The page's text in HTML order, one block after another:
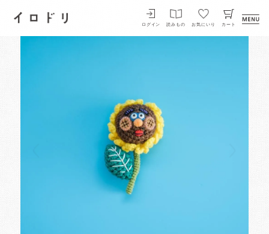
イロドリ
ログイン 読みもの お気にいり カート